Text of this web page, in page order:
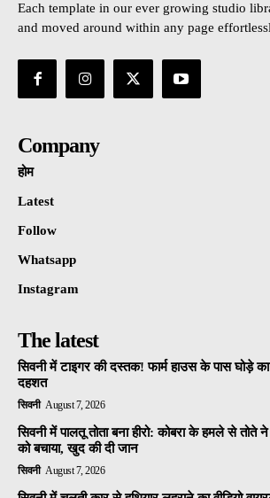
Each template in our ever growing studio
and moved around within any page
Company
होम
Latest
Follow
Whatsapp
Instagram
The latest
सिवनी में टाइगर की दस्तक! फार्म हाउस के पास घोड़े
दहशत
सिवनी August 7, 2026
सिवनी में पालतू तोता बना हीरो: कोबरा के हमले से तोते
को बचाया, खुद की दी जान
सिवनी August 7, 2026